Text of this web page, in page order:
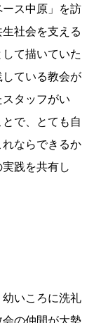
ス中原」を訪
社会を支える
て描いていた
ている教会が
タッフがい
で、とても自
ならできるか
践を共有し
いころに洗礼
の仲間が大勢